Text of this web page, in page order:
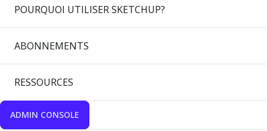
POURQUOI UTILISER SKETCHUP?
ABONNEMENTS
RESSOURCES
ADMIN CONSOLE